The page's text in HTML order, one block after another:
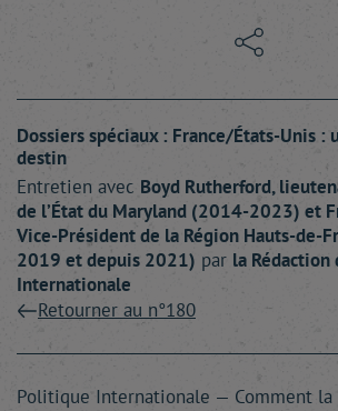
Dossiers spéciaux : France/États-Unis :
destin
Entretien avec Boyd Rutherford,
de l’État du Maryland (2014-2023) et
Vice-Président de la Région Hauts-de-
2019 et depuis 2021) par la Rédaction
Internationale
Retourner au n°180
Politique Internationale — Comment la